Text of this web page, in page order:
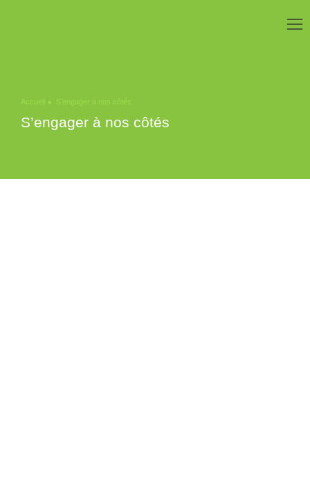
Vous êtes ici :
Accueil S’engager à nos côtés
S’engager à nos côtés